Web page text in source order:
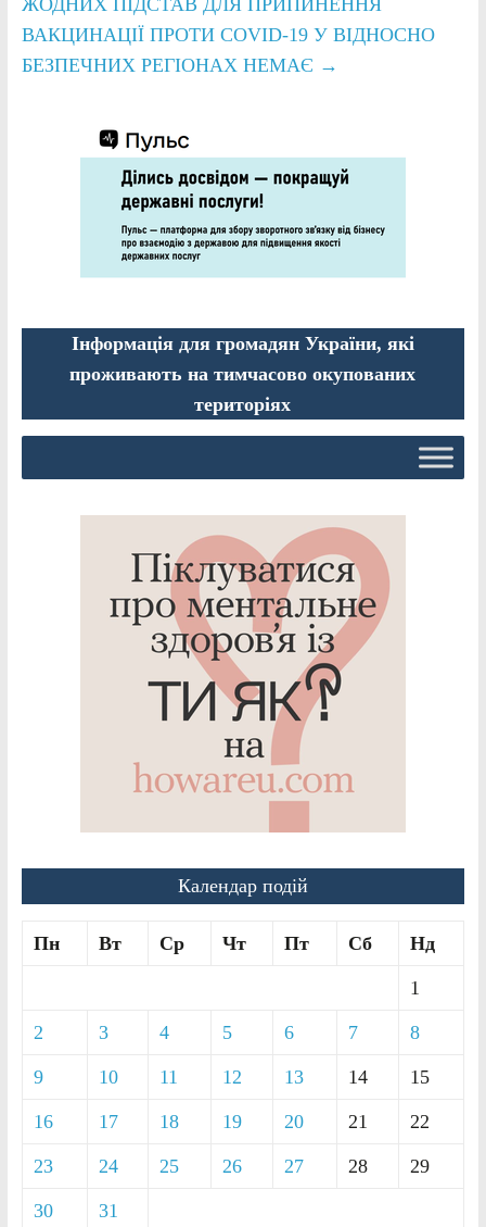
ЖОДНИХ ПІДСТАВ ДЛЯ ПРИПИНЕННЯ
ВАКЦИНАЦІЇ ПРОТИ COVID-19 У ВІДНОСНО
БЕЗПЕЧНИХ РЕГІОНАХ НЕМАЄ →
Інформація для громадян України, які
проживають на тимчасово окупованих
територіях
Календар подій
Пн Вт Ср Чт Пт Сб Нд
1
2 3 4 5 6 7 8
9 10 11 12 13 14 15
16 17 18 19 20 21 22
23 24 25 26 27 28 29
30 31